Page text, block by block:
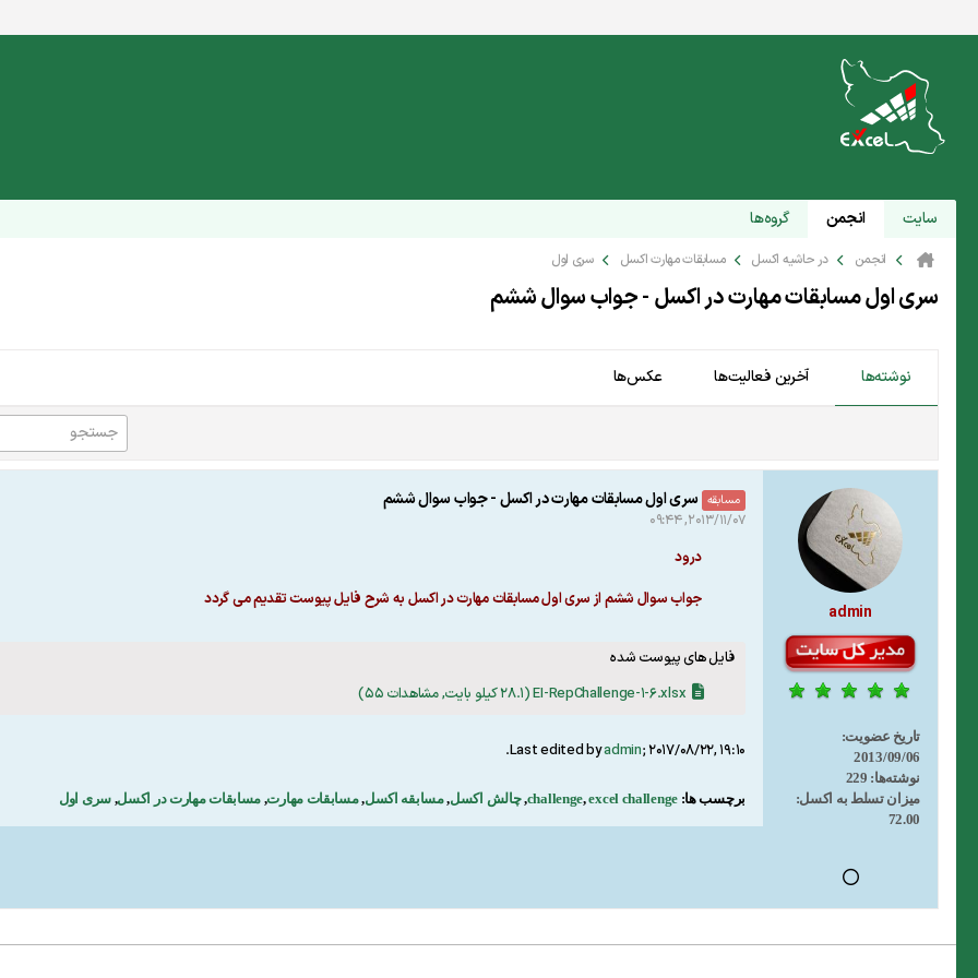
سایت انجمن گروه‌ها
انجمن در حاشیه اکسل مسابقات مهارت اکسل سری اول
سری اول مسابقات مهارت در اکسل - جواب سوال ششم
نوشته‌ها آخرین فعالیت‌ها عکس‌ها
admin
تاریخ عضویت:
2013/09/06
نوشته‌ها: 229
میزان تسلط به اکسل:
72.00
مسابقه سری اول مسابقات مهارت در اکسل - جواب سوال ششم
2013/11/07, 09:44
درود
جواب سوال ششم از سری اول مسابقات مهارت در اکسل به شرح فایل پیوست تقدیم می گردد
فایل های پیوست شده
EI-RepChallenge-1-6.xlsx(28.1 کیلو بایت, مشاهدات 55)
Last edited byadmin;2017/08/22, 19:10
.
برچسب ها: challenge,excel challenge
,چالش اکسل,مسابقه اکسل,مسابقات مهارت, مسابقات مهارت در اکسل,سری اول